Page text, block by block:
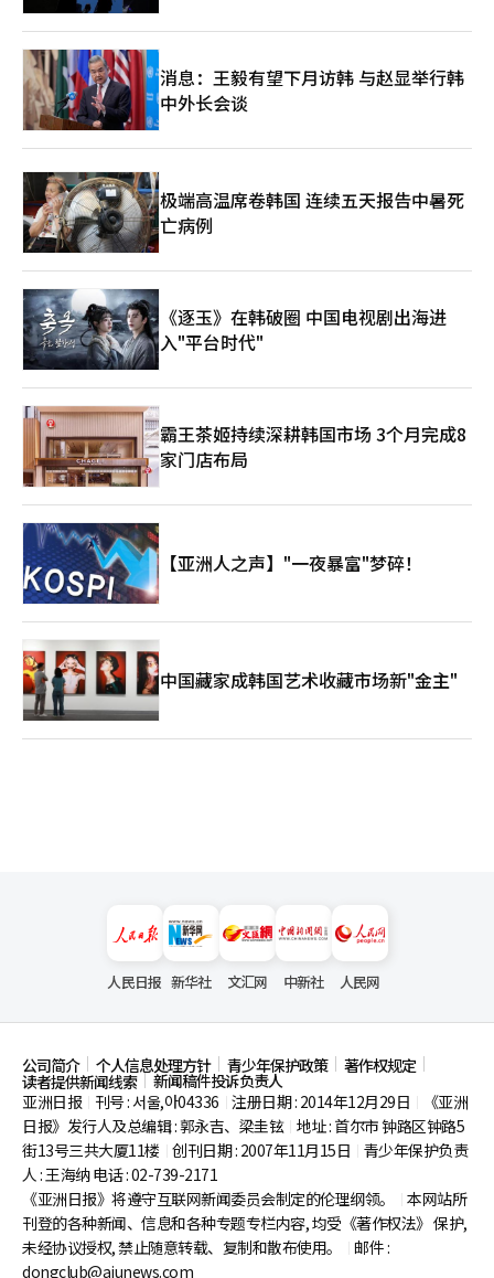
消息：王毅有望下月访韩 与赵显举行韩
中外长会谈
极端高温席卷韩国 连续五天报告中暑死
亡病例
《逐玉》在韩破圈 中国电视剧出海进
入"平台时代"
霸王茶姬持续深耕韩国市场 3个月完成8
家门店布局
【亚洲人之声】"一夜暴富"梦碎！
中国藏家成韩国艺术收藏市场新"金主"
人民日报 新华社 文汇网 中新社 人民网
公司简介 个人信息处理方针 青少年保护政策 著作权规定
读者提供新闻线索
新闻稿件投诉负责人
亚洲日报
刊号 : 서울,아04336 注册日期 : 2014年12月29日
《亚洲
日报》发行人及总编辑 : 郭永吉、梁圭铉 地址 : 首尔市钟路区钟路5
街13号三共大厦11楼 创刊日期 : 2007年11月15日
青少年保护负责
人 : 王海纳 电话 : 02-739-2171
《亚洲日报》将遵守互联网新闻委员会制定的伦理纲领。
本网站所
刊登的各种新闻、信息和各种专题专栏内容, 均受《著作权法》 保护,
未经协议授权, 禁止随意转载、复制和散布使用。
邮件 :
dongclub@ajunews.com